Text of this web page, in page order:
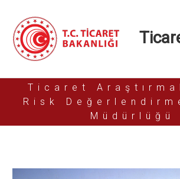
Ticaret
Risk
Müdürlüğü